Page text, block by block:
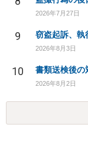
2026年7月27日
9 窃盗起訴、執
2026年8月3日
10
2026年8月2日